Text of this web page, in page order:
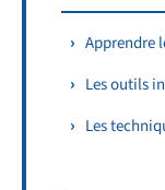
Apprendre
Les outils
Les